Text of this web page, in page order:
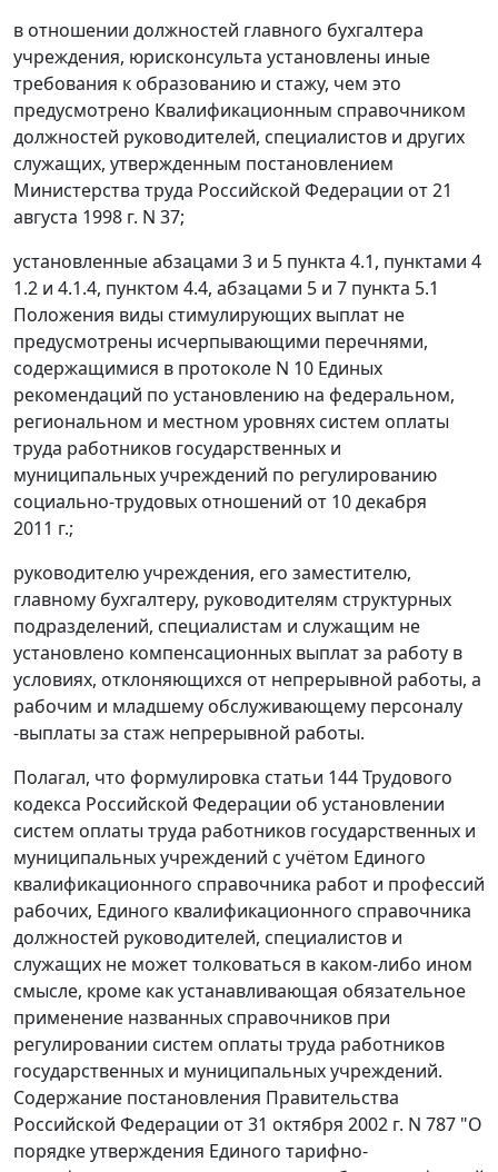
в отношении должностей главного бухгалтера
учреждения, юрисконсульта установлены иные
требования к образованию и стажу, чем это
предусмотрено Квалификационным справочником
должностей руководителей, специалистов и других
служащих, утвержденным постановлением
Министерства труда Российской Федерации от 21
августа 1998 г. N 37;
установленныеабзацами 3 и 5 пункта 4.1, пунктами 4
1.2 и 4.1.4, пунктом 4.4, абзацами 5 и 7 пункта 5.1
Положения виды стимулирующих выплат не
предусмотрены исчерпывающими перечнями,
содержащимися в протоколе N 10 Единых
рекомендаций по установлению на федеральном,
региональном и местном уровнях систем оплаты
труда работников государственных и
муниципальных учреждений по регулированию
социально-трудовых отношений от 10 декабря
2011 г.;
руководителю учреждения, его заместителю,
главному бухгалтеру, руководителям структурных
подразделений, специалистам и служащим не
установлено компенсационных выплат за работу в
условиях, отклоняющихся от непрерывной работы, а
рабочим и младшему обслуживающему персоналу
-выплаты за стаж непрерывной работы.
Полагал, что формулировка статьи 144Трудового
кодекса Российской Федерации об установлении
систем оплаты труда работников государственных и
муниципальных учреждений с учётом Единого
квалификационного справочника работ и профессий
рабочих, Единого квалификационного справочника
должностей руководителей, специалистов и
служащих не может толковаться в каком-либо ином
смысле, кроме как устанавливающая обязательное
применение названных справочников при
регулировании систем оплаты труда работников
государственных и муниципальных учреждений.
Содержание постановления Правительства
Российской Федерации от 31 октября 2002 г. N 787 "О
порядке утверждения Единого тарифно-